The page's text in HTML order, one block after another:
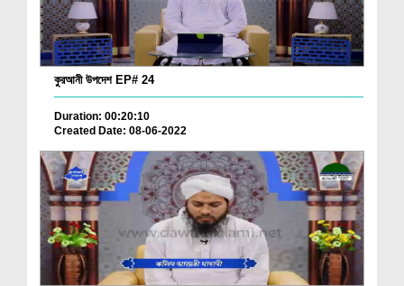
কুরআনী উপদেশ EP# 24
Duration: 00:20:10
Created Date: 08-06-2022